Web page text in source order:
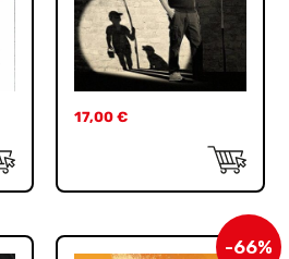
17,00 €
-66%